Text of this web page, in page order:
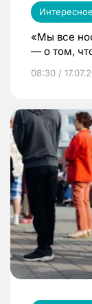
Интересное
«Мы все
— о том,
08:30 /